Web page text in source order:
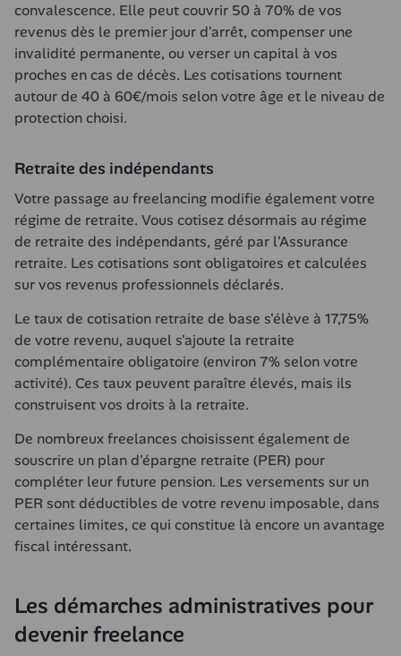
convalescence. Elle peut couvrir 50 à 70% de vos
revenus dès le premier jour d'arrêt, compenser une
invalidité permanente, ou verser un capital à vos
proches en cas de décès. Les cotisations tournent
autour de 40 à 60€/mois selon votre âge et le niveau de
protection choisi.
Retraite des indépendants
Votre passage au freelancing modifie également votre
régime de retraite. Vous cotisez désormais au régime
de retraite des indépendants, géré par l'Assurance
retraite. Les cotisations sont obligatoires et calculées
sur vos revenus professionnels déclarés.
Le taux de cotisation retraite de base s'élève à 17,75%
de votre revenu, auquel s'ajoute la retraite
complémentaire obligatoire (environ 7% selon votre
activité). Ces taux peuvent paraître élevés, mais ils
construisent vos droits à la retraite.
De nombreux freelances choisissent également de
souscrire un plan d'épargne retraite (PER) pour
compléter leur future pension. Les versements sur un
PER sont déductibles de votre revenu imposable, dans
certaines limites, ce qui constitue là encore un avantage
fiscal intéressant.
Les démarches administratives pour
devenir freelance